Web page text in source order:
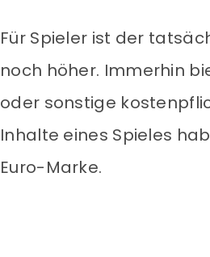
Für Spieler ist der
noch höher. Immerhin
oder sonstige
Inhalte eines Spieles
Euro-Marke.